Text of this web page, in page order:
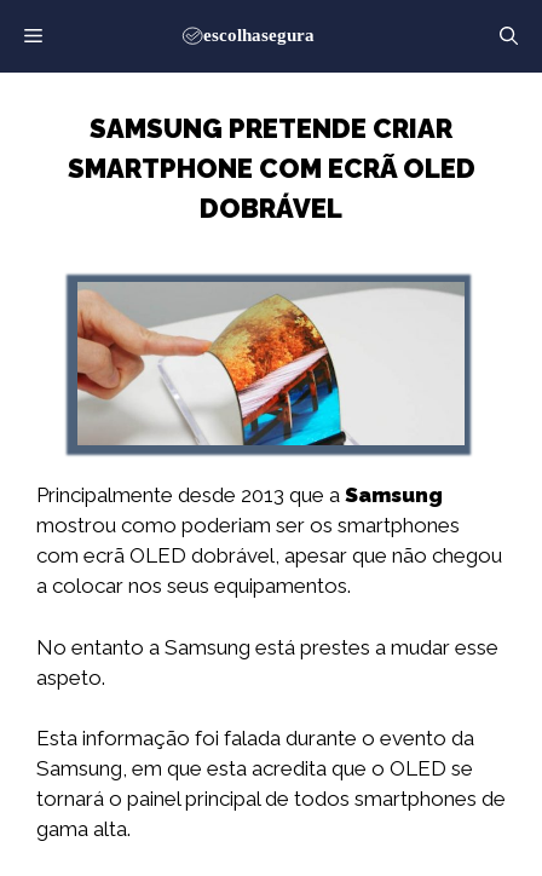
para
o
SAMSUNG PRETENDE CRIAR
SMARTPHONE COM ECRÃ OLED
DOBRÁVEL
Principalmente desde 2013 que a Samsung
mostrou como poderiam ser os smartphones
com ecrã OLED dobrável, apesar que não chegou
a colocar nos seus equipamentos.
No entanto a Samsung está prestes a mudar esse
aspeto.
Esta informação foi falada durante o evento da
Samsung, em que esta acredita que o OLED se
tornará o painel principal de todos smartphones de
gama alta.